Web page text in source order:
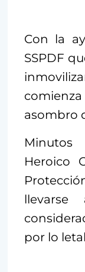
Con la
SSPDF
asombro
Heroico
por lo